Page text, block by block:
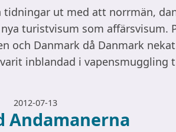
ut med att norrmän,
turistvisum som affärsvisum.
och Danmark då Danmark
inblandad i vapensmuggling
2012-07-13
Andamanerna